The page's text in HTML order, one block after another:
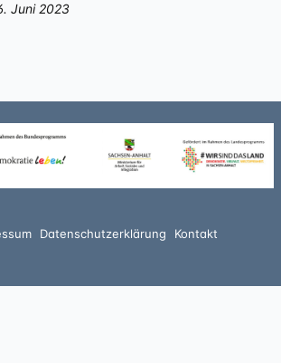
Juni 2023
Datenschutzerklärung Kontakt